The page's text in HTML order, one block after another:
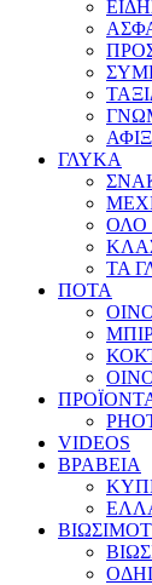
ΓΛΥΚΑ
ΟΛΟ
ΤΑ
ΠΟΤΑ
VIDEOS
ΒΡΑΒΕΙΑ